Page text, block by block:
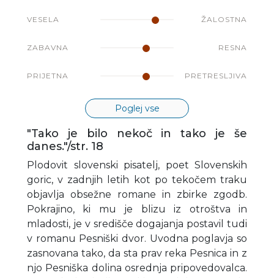
VESELA ŽALOSTNA
ZABAVNA RESNA
PRIJETNA PRETRESLJIVA
Poglej vse
"Tako je bilo nekoč in tako je še
danes."/str. 18
Plodovit slovenski pisatelj, poet Slovenskih
goric, v zadnjih letih kot po tekočem traku
objavlja obsežne romane in zbirke zgodb.
Pokrajino, ki mu je blizu iz otroštva in
mladosti, je v središče dogajanja postavil tudi
v romanu Pesniški dvor. Uvodna poglavja so
zasnovana tako, da sta prav reka Pesnica in z
njo Pesniška dolina osrednja pripovedovalca.